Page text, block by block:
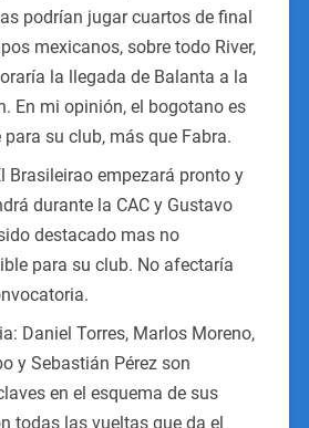
podrían jugar cuartos de final
mexicanos, sobre todo River,
la llegada de Balanta a la
En mi opinión, el bogotano es
para su club, más que Fabra.
Brasileirao empezará pronto y
durante la CAC y Gustavo
destacado mas no
para su club. No afectaría
Daniel Torres, Marlos Moreno,
y Sebastián Pérez son
en el esquema de sus
todas las vueltas que da el